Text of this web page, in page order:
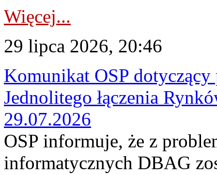
Więcej...
29 lipca 2026, 20:46
Komunikat OSP
Jednolitego łączenia
29.07.2026
OSP informuje, że z
informatycznych DBAG